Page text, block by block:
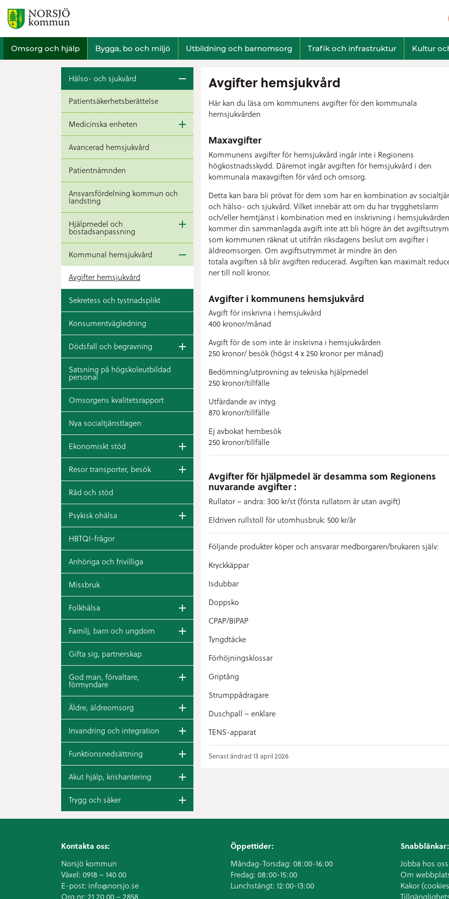
Omsorg och hjälp Bygga, bo och miljö Utbildning och barnomsorg Trafik och infrastruktur Kultur
Hälso- och sjukvård
Patientsäkerhetsberättelse
Medicinska enheten
Avancerad hemsjukvård
Patientnämnden
Ansvarsfördelning kommun och
landsting
Hjälpmedel och
bostadsanpassning
Kommunal hemsjukvård
Avgifter hemsjukvård
Sekretess och tystnadsplikt
Konsumentvägledning
Dödsfall och begravning
Satsning på högskoleutbildad
personal
Omsorgens kvalitetsrapport
Nya socialtjänstlagen
Ekonomiskt stöd
Resor transporter, besök
Råd och stöd
Psykisk ohälsa
HBTQI-frågor
Anhöriga och frivilliga
Missbruk
Folkhälsa
Familj, barn och ungdom
Gifta sig, partnerskap
God man, förvaltare,
förmyndare
Äldre, äldreomsorg
Invandring och integration
Funktionsnedsättning
Akut hjälp, krishantering
Trygg och säker
Avgifter hemsjukvård
Här kan du läsa om kommunens avgifter för den kommunala
hemsjukvården
Maxavgifter
Kommunens avgifter för hemsjukvård ingår inte i Regionens
högkostnadsskydd. Däremot ingår avgiften för hemsjukvård i den
kommunala maxavgiften för vård och omsorg.
Detta kan bara bli prövat för dem som har en kombination av
och hälso- och sjukvård. Vilket innebär att om du har trygghetslarm
och/eller hemtjänst i kombination med en inskrivning i
kommer din sammanlagda avgift inte att bli högre än det
som kommunen räknat ut utifrån riksdagens beslut om avgifter i
äldreomsorgen. Om avgiftsutrymmet är mindre än den
totala avgiften så blir avgiften reducerad. Avgiften kan maximalt
ner till noll kronor.
Avgifter i kommunens hemsjukvård
Avgift för inskrivna i hemsjukvård
400 kronor/månad
Avgift för de som inte är inskrivna i hemsjukvården
250 kronor/ besök (högst 4 x 250 kronor per månad)
Bedömning/utprovning av tekniska hjälpmedel
250 kronor/tillfälle
Utfärdande av intyg
870 kronor/tillfälle
Ej avbokat hembesök
250 kronor/tillfälle
Avgifter för hjälpmedel är desamma som Regionens
nuvarande avgifter :
Rullator – andra: 300 kr/st (första rullatorn är utan avgift)
Eldriven rullstoll för utomhusbruk: 500 kr/år
Följande produkter köper och ansvarar medborgaren/brukaren själv:
Kryckkäppar
Isdubbar
Doppsko
CPAP/BIPAP
Tyngdtäcke
Förhöjningsklossar
Griptång
Strumppådragare
Duschpall – enklare
TENS-apparat
Senast ändrad 13 april 2026
Kontakta oss:
Norsjö kommun
Växel: 0918 – 140 00
E-post: info@norsjo.se
Org.nr: 21 20 00 – 2858
Öppettider:
Måndag-Torsdag: 08:00-16:00
Fredag: 08:00-15:00
Lunchstängt: 12:00-13:00
Snabblänkar:
Jobba hos oss
Om
Kakor